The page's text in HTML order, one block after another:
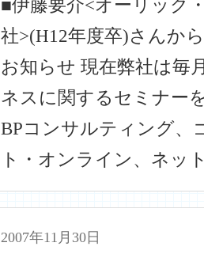
■伊藤要介<オーリック
社>(H12年度卒)さんか
お知らせ 現在弊社は毎
ネスに関するセミナー
BPコンサルティング、
ト・オンライン、ネッ
2007年11月30日